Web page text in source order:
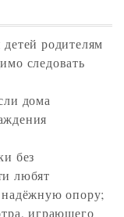
родителям
следовать
дома
без
любят
опору;
играющего